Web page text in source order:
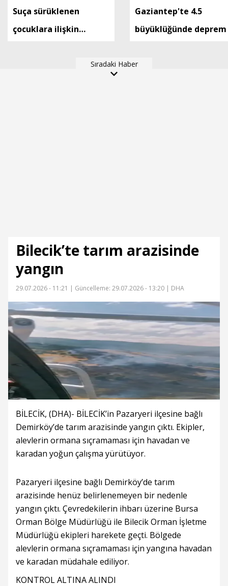
Suça sürüklenen
çocuklara ilişkin
kanun teklifi, TBMM
Gaziantep'te 4.5
büyüklüğünde deprem
Sıradaki Haber
Bilecik’te tarım arazisinde
yangın
29.07.2026 - 11:21 | Güncelleme: 29.07.2026 - 13:20 | DHA
BİLECİK, (DHA)- BİLECİK’in Pazaryeri ilçesine bağlı
Demirköy’de tarım arazisinde yangın çıktı. Ekipler,
alevlerin ormana sıçramaması için havadan ve
karadan yoğun çalışma yürütüyor.
Pazaryeri ilçesine bağlı Demirköy’de tarım
arazisinde henüz belirlenemeyen bir nedenle
yangın çıktı. Çevredekilerin ihbarı üzerine Bursa
Orman Bölge Müdürlüğü ile Bilecik Orman İşletme
Müdürlüğü ekipleri harekete geçti. Bölgede
alevlerin ormana sıçramaması için yangına havadan
ve karadan müdahale ediliyor.
KONTROL ALTINA ALINDI